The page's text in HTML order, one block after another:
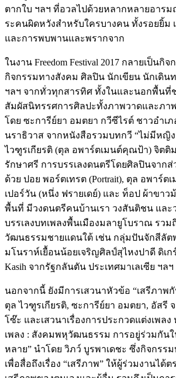
ตากใบ ฯลฯ ที่อวลไปด้วยหลากหลายอาร
ระคนผิดหวังสำหรับใครบางคน ทั้งรอยยิ้ม
และการพบพานและพรากจาก
ในงาน Freedom Festival 2017 กลายเป็นกิ
กิจกรรมทางสังคม ศิลปิน นักเขียน นักเดิน
ฯลฯ จากทั่วทุกสารทิศ ทั้งในและนอกพื้นที่
สัมผัสนิทรรศการศิลปะทั้งภาพวาดและภา
โดย ซะการีย์ยา อมตยา กวีซีไรต์ ชาวอำเภ
นราธิวาส จากหนังสือรวมบทกวี “ไม่มีหญิ
ไวฑูรเกียรติ (ตุล อพาร์ตเมนต์คุณป้า) จิตติ
รักษาศรี การบรรเลงดนตรีโดยศิลปินจาก
ด้วย ปอย พอร์ตเทรต (Portrait), ตุล อพาร์
เปอร์วัน (หนึ่ง ฟรายเดย์) และ ท็อป ผ้าขา
พื้นที่ มีวงดนตรีคนบ้านเรา วงสันติชน และ
บรรเลงบทเพลงพื้นเมืองมลายูโบราณ รวม
วัฒนธรรมชายแดนใต้ เช่น กลุ่มปันจักสีลั
มโนราห์เยื้อนน้อยเจริญศิลป์สุไหงปาดี ดิเก
Kasih จากรัฐกลันตัน ประเทศมาเลเซีย ฯลฯ
นอกจากนี้ ยังมีการเสวนาหัวข้อ “เสรีภาพ
ตุล ไวฑูรเกียรติ, ซะการีย์ยา อมตยา, อัสรี
โซ๊ะ และเสวนาเรื่องการประกวดแต่งเพลง
เพลง : สังคมพหุวัฒนธรรม การอยู่ร่วมกัน
หลาย” นำโดย วิภว์ บูรพาเดชะ ซึ่งกิจกรร
เพื่อสื่อถึงเรื่อง “เสรีภาพ” ให้ผู้ร่วมงานได้